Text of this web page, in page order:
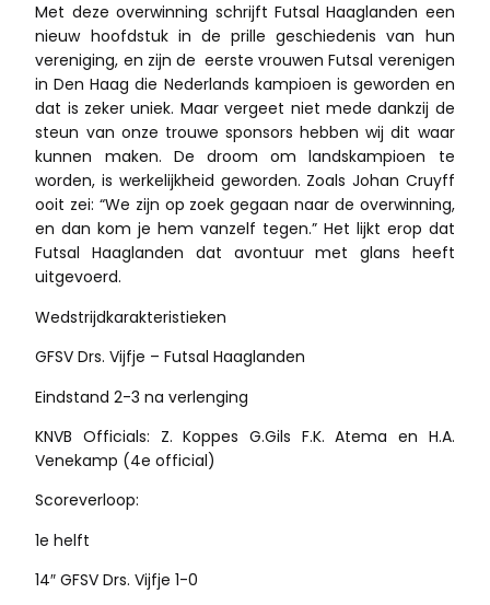
Met deze overwinning schrijft Futsal Haaglanden een
nieuw hoofdstuk in de prille geschiedenis van hun
vereniging, en zijn de eerste vrouwen Futsal verenigen
in Den Haag die Nederlands kampioen is geworden en
dat is zeker uniek. Maar vergeet niet mede dankzij de
steun van onze trouwe sponsors hebben wij dit waar
kunnen maken. De droom om landskampioen te
worden, is werkelijkheid geworden. Zoals Johan Cruyff
ooit zei: “We zijn op zoek gegaan naar de overwinning,
en dan kom je hem vanzelf tegen.” Het lijkt erop dat
Futsal Haaglanden dat avontuur met glans heeft
uitgevoerd.
Wedstrijdkarakteristieken
GFSV Drs. Vijfje – Futsal Haaglanden
Eindstand 2-3 na verlenging
KNVB Officials: Z. Koppes G.Gils F.K. Atema en H.A.
Venekamp (4e official)
Scoreverloop:
1e helft
14″ GFSV Drs. Vijfje 1-0